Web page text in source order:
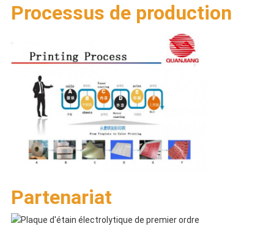
Processus de production
Partenariat